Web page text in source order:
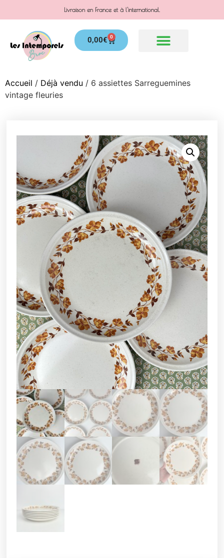
Livraison en France et à l'international.
0,00€ 0
Accueil / Déjà vendu / 6 assiettes Sarreguemines
vintage fleuries